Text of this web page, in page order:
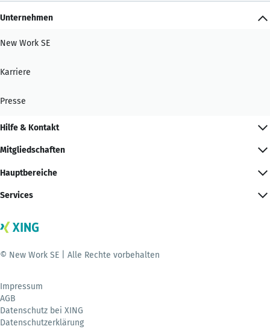
Unternehmen
New Work SE
Karriere
Presse
Hilfe & Kontakt
Mitgliedschaften
Hauptbereiche
Services
© New Work SE | Alle Rechte vorbehalten
Impressum
AGB
Datenschutz bei XING
Datenschutzerklärung